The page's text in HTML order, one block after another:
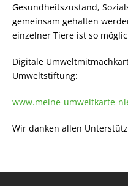
Gesundheitszustand,
gemeinsam gehalten
einzelner Tiere ist so
Digitale
Umweltstiftung:
www.meine-umweltkarte-
Wir danken allen